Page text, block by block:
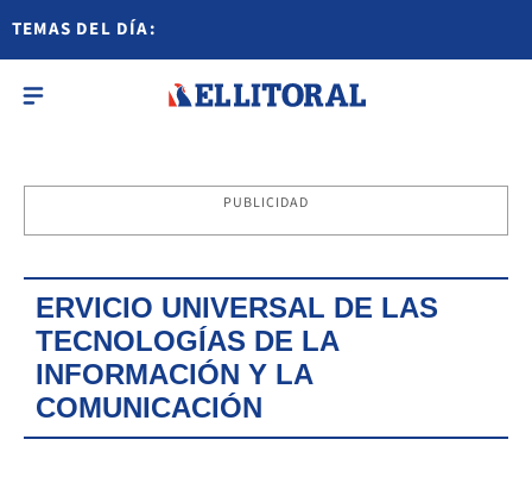
TEMAS DEL DÍA:
PUBLICIDAD
ERVICIO UNIVERSAL DE LAS
TECNOLOGÍAS DE LA
INFORMACIÓN Y LA
COMUNICACIÓN